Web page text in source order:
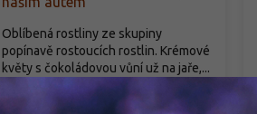
od299 Kč / ks
Oblíbená rostliny ze skupiny
popínavě rostoucích rostlin. Krémové
květy s čokoládovou vůní už na jaře,...